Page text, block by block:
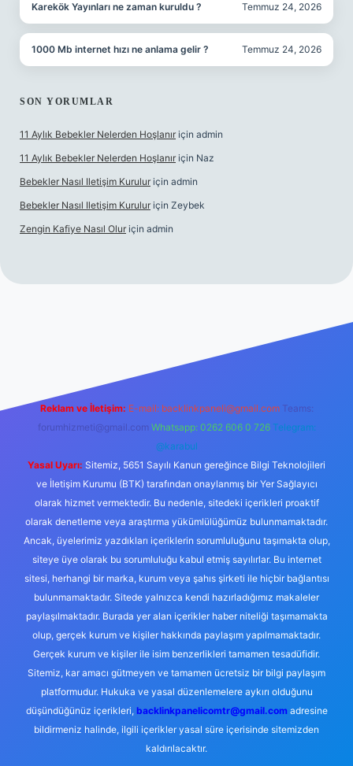
Karekök Yayınları ne zaman kuruldu ? Temmuz 24, 2026
1000 Mb internet hızı ne anlama gelir ? Temmuz 24, 2026
SON YORUMLAR
11 Aylık Bebekler Nelerden Hoşlanır için admin
11 Aylık Bebekler Nelerden Hoşlanır için Naz
Bebekler Nasıl Iletişim Kurulur için admin
Bebekler Nasıl Iletişim Kurulur için Zeybek
Zengin Kafiye Nasıl Olur için admin
Reklam ve İletişim: E-mail: backlinkpaneli@gmail.com Teams:
forumhizmeti@gmail.com Whatsapp: 0262 606 0 726 Telegram:
@karabul
Yasal Uyarı: Sitemiz, 5651 Sayılı Kanun gereğince Bilgi Teknolojileri
ve İletişim Kurumu (BTK) tarafından onaylanmış bir Yer Sağlayıcı
olarak hizmet vermektedir. Bu nedenle, sitedeki içerikleri proaktif
olarak denetleme veya araştırma yükümlülüğümüz bulunmamaktadır.
Ancak, üyelerimiz yazdıkları içeriklerin sorumluluğunu taşımakta olup,
siteye üye olarak bu sorumluluğu kabul etmiş sayılırlar. Bu internet
sitesi, herhangi bir marka, kurum veya şahıs şirketi ile hiçbir bağlantısı
bulunmamaktadır. Sitede yalnızca kendi hazırladığımız makaleler
paylaşılmaktadır. Burada yer alan içerikler haber niteliği taşımamakta
olup, gerçek kurum ve kişiler hakkında paylaşım yapılmamaktadır.
Gerçek kurum ve kişiler ile isim benzerlikleri tamamen tesadüfidir.
Sitemiz, kar amacı gütmeyen ve tamamen ücretsiz bir bilgi paylaşım
platformudur. Hukuka ve yasal düzenlemelere aykırı olduğunu
düşündüğünüz içerikleri, backlinkpanelicomtr@gmail.comadresine
bildirmeniz halinde, ilgili içerikler yasal süre içerisinde sitemizden
kaldırılacaktır.